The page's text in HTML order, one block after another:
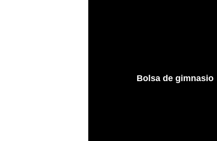
Bolsa de gimnasio